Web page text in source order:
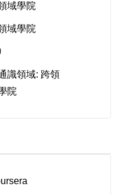
域學院
域學院
識領域: 跨領
院